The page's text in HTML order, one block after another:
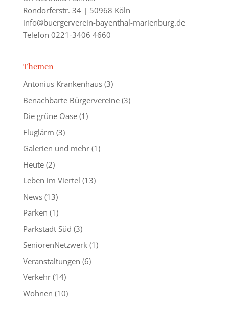
Rondorferstr. 34 | 50968 Köln
info@buergerverein-bayenthal-marienburg.de
Telefon 0221-3406 4660
Themen
Antonius Krankenhaus(3)
Benachbarte Bürgervereine(3)
Die grüne Oase(1)
Fluglärm (3)
Galerien und mehr(1)
Heute(2)
Leben im Viertel (13)
News(13)
Parken (1)
Parkstadt Süd (3)
SeniorenNetzwerk(1)
Veranstaltungen (6)
Verkehr(14)
Wohnen (10)